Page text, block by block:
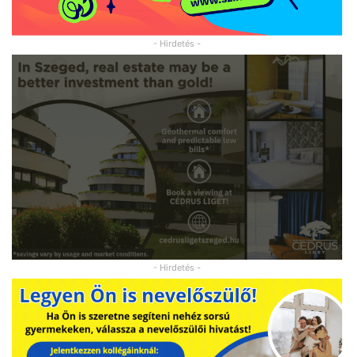
- Hirdetés -
- Hirdetés -